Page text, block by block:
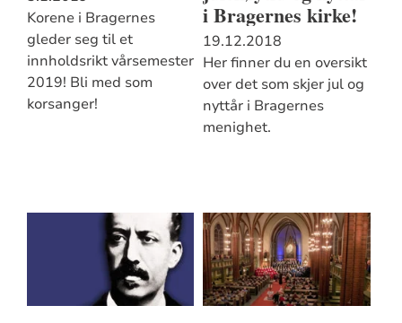
Korene i Bragernes
gleder seg til et
innholdsrikt vårsemester
2019! Bli med som
korsanger!
i Bragernes kirke!
19.12.2018
Her finner du en oversikt
over det som skjer jul og
nyttår i Bragernes
menighet.